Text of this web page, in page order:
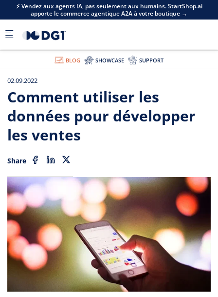
Skip to main content
⚡ Vendez aux agents IA, pas seulement aux humains. StartShop.ai
apporte le commerce agentique A2A à votre boutique →
BLOG SHOWCASE SUPPORT
02.09.2022
Comment utiliser les
données pour développer
les ventes
Share